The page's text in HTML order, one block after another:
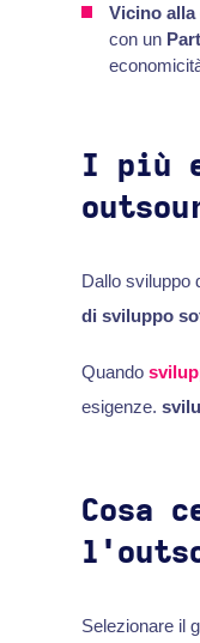
Vicino
con un
I più
Dallo sviluppo
di sviluppo
Quando
esigenze.
Cosa
Selezionare il